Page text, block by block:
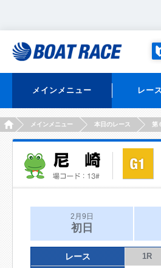
メインメニュー レー
HOMEメインメニュー 本日のレース 第
2月9日
初日
レース 1R